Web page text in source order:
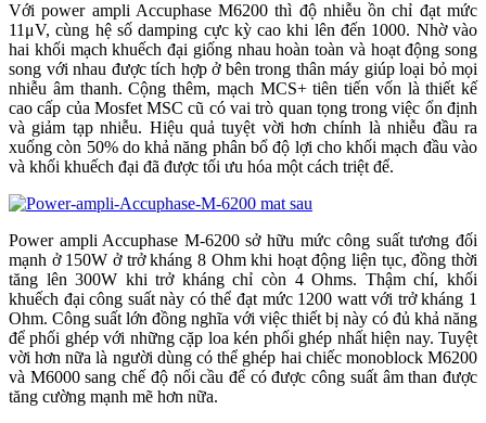
Với power ampli Accuphase M6200 thì độ nhiễu ồn chỉ đạt mức
11μV, cùng hệ số damping cực kỳ cao khi lên đến 1000. Nhờ vào
hai khối mạch khuếch đại giống nhau hoàn toàn và hoạt động song
song với nhau được tích hợp ở bên trong thân máy giúp loại bỏ mọi
nhiễu âm thanh. Cộng thêm, mạch MCS+ tiên tiến vốn là thiết kế
cao cấp của Mosfet MSC cũ có vai trò quan tọng trong việc ổn định
và giảm tạp nhiễu. Hiệu quả tuyệt vời hơn chính là nhiễu đầu ra
xuống còn 50% do khả năng phân bổ độ lợi cho khối mạch đầu vào
và khối khuếch đại đã được tối ưu hóa một cách triệt để.
Power ampli Accuphase M-6200 sở hữu mức công suất tương đối
mạnh ở 150W ở trở kháng 8 Ohm khi hoạt động liện tục, đồng thời
tăng lên 300W khi trở kháng chỉ còn 4 Ohms. Thậm chí, khối
khuếch đại công suất này có thể đạt mức 1200 watt với trở kháng 1
Ohm. Công suất lớn đồng nghĩa với việc thiết bị này có đủ khả năng
để phối ghép với những cặp loa kén phối ghép nhất hiện nay. Tuyệt
vời hơn nữa là người dùng có thể ghép hai chiếc monoblock M6200
và M6000 sang chế độ nối cầu để có được công suất âm than được
tăng cường mạnh mẽ hơn nữa.